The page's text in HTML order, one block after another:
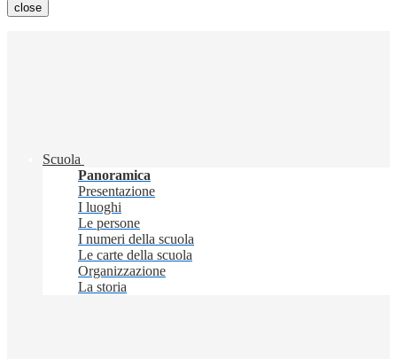
close
Scuola
Panoramica
Presentazione
I luoghi
Le persone
I numeri della scuola
Le carte della scuola
Organizzazione
La storia